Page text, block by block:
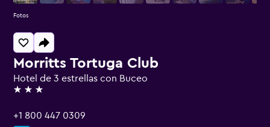
Morritts Tortuga Club
Hotel de 3 estrellas con Buceo
3 estrellas
+1 800 447 0309
Fotos